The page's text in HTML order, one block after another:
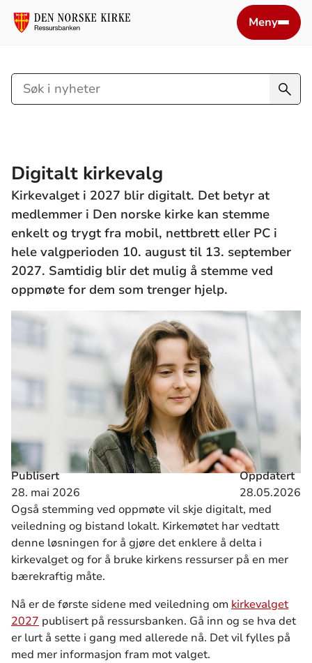
Meny
Søk
i
Digitalt kirkevalg
Kirkevalget i 2027 blir digitalt. Det betyr at
medlemmer i Den norske kirke kan stemme
enkelt og trygt fra mobil, nettbrett eller PC i
hele valgperioden 10. august til 13. september
2027. Samtidig blir det mulig å stemme ved
oppmøte for dem som trenger hjelp.
Publisert
28. mai 2026
Oppdatert
28.05.2026
Også stemming ved oppmøte vil skje digitalt, med
veiledning og bistand lokalt. Kirkemøtet har vedtatt
denne løsningen for å gjøre det enklere å delta i
kirkevalget og for å bruke kirkens ressurser på en mer
bærekraftig måte.
Nå er de første sidene med veiledning om kirkevalget
2027 publisert på ressursbanken. Gå inn og se hva det
er lurt å sette i gang med allerede nå. Det vil fylles på
med mer informasjon fram mot valget.